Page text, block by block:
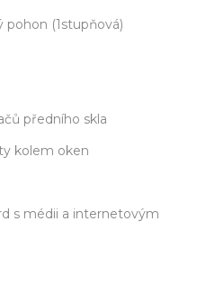
pohon (1stupňová)
předního skla
kolem oken
s médii a internetovým